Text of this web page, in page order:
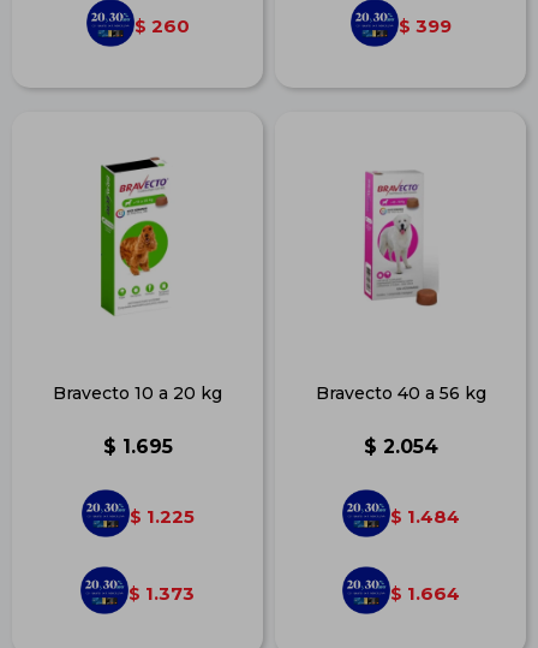
$ 260 $ 399
Bravecto 10 a 20 kg
$ 1.695
$ 1.225
$ 1.373
Bravecto 40 a 56 kg
$ 2.054
$ 1.484
$ 1.664